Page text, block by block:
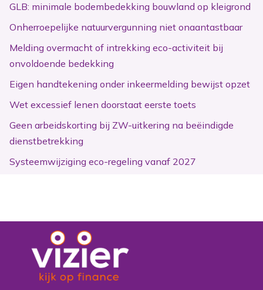
GLB: minimale bodembedekking bouwland op kleigrond
Onherroepelijke natuurvergunning niet onaantastbaar
Melding overmacht of intrekking eco-activiteit bij
onvoldoende bedekking
Eigen handtekening onder inkeermelding bewijst opzet
Wet excessief lenen doorstaat eerste toets
Geen arbeidskorting bij ZW-uitkering na beëindigde
dienstbetrekking
Systeemwijziging eco-regeling vanaf 2027